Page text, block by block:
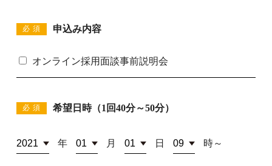
電話でお問い合わせ
必須 申込み内容
オンライン採用面談事前説明会
必須 希望日時（1回40分～50分）
年 月 日 時～